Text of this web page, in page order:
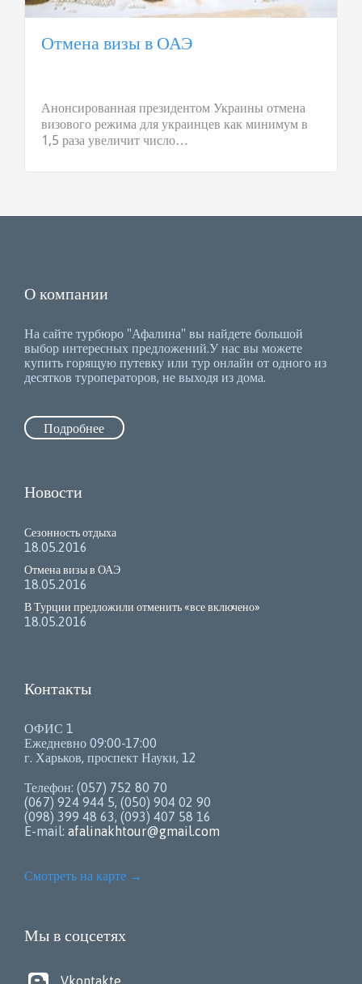
Отмена визы в ОАЭ
Анонсированная президентом Украины отмена
визового режима для украинцев как минимум в
1,5 раза увеличит число…
О компании
На сайте турбюро "Афалина" вы найдете большой
выбор интересных предложений.У нас вы можете
купить горящую путевку или тур онлайн от одного из
десятков туроператоров, не выходя из дома.
Подробнее
Новости
Сезонность отдыха
18.05.2016
Отмена визы в ОАЭ
18.05.2016
В Турции предложили отменить «все включено»
18.05.2016
Контакты
ОФИС 1
Ежедневно 09:00-17:00
г. Харьков, проспект Науки, 12
Телефон: (057) 752 80 70
(067) 924 944 5, (050) 904 02 90
(098) 399 48 63, (093) 407 58 16
E-mail: afalinakhtour@gmail.com
Смотреть на карте →
Мы в соцсетях
Vkontakte